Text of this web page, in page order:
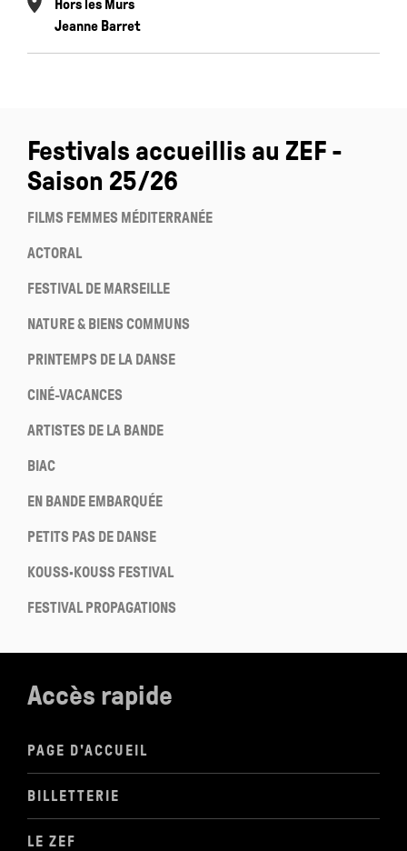
Hors les Murs
Jeanne Barret
Festivals accueillis au ZEF -
Saison 25/26
FILMS FEMMES MÉDITERRANÉE
ACTORAL
FESTIVAL DE MARSEILLE
NATURE & BIENS COMMUNS
PRINTEMPS DE LA DANSE
CINÉ-VACANCES
ARTISTES DE LA BANDE
BIAC
EN BANDE EMBARQUÉE
PETITS PAS DE DANSE
KOUSS·KOUSS FESTIVAL
FESTIVAL PROPAGATIONS
Accès rapide
PAGE D'ACCUEIL
BILLETTERIE
LE ZEF